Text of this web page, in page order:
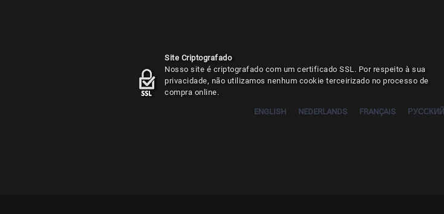
Site Criptografado
Nosso site é criptografado com um certificado SSL. Por respeito à sua
privacidade, não utilizamos nenhum cookie terceirizado no processo de
compra online.
ENGLISH NEDERLANDS FRANÇAIS РУССКИЙ